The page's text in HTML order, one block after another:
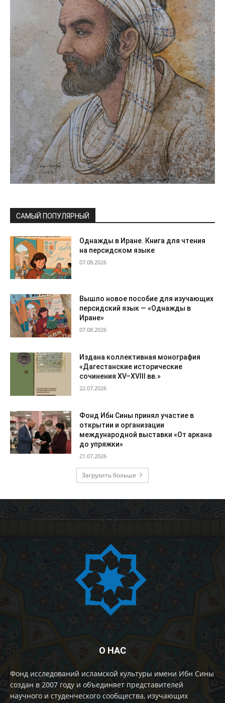
САМЫЙ ПОПУЛЯРНЫЙ
Однажды в Иране. Книга для чтения
на персидском языке
07.08.2026
Вышло новое пособие для изучающих
персидский язык — «Однажды в
Иране»
07.08.2026
Издана коллективная монография
«Дагестанские исторические
сочинения XV–XVIII вв.»
22.07.2026
Фонд Ибн Сины принял участие в
открытии и организации
международной выставки «От аркана
до упряжки»
21.07.2026
Загрузить больше
О НАС
Фонд исследований исламской культуры имени Ибн Сины
создан в 2007 году и объединяет представителей
научного и студенческого сообщества, изучающих